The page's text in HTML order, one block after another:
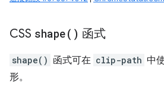
CSS shape( ) 函式
shape() 函式可在 clip-path 中
形。